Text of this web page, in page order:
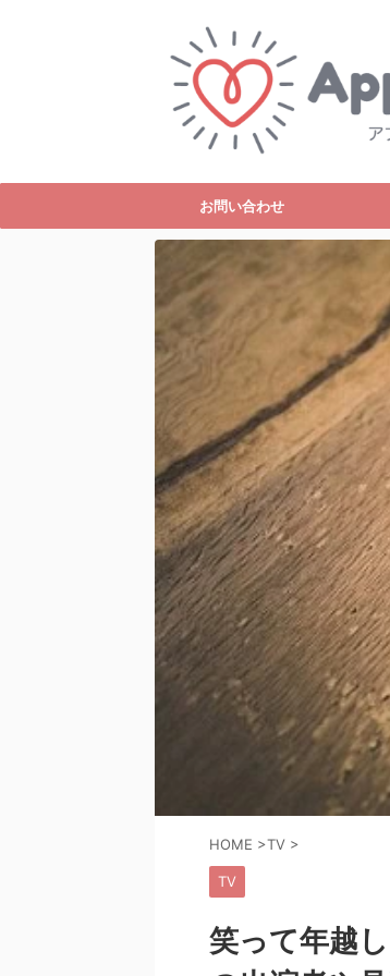
お問い合わせ
HOME >TV >
TV
笑って年越